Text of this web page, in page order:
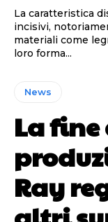
La caratteristica
incisivi,
materiali come
loro forma...
News
La
Ray